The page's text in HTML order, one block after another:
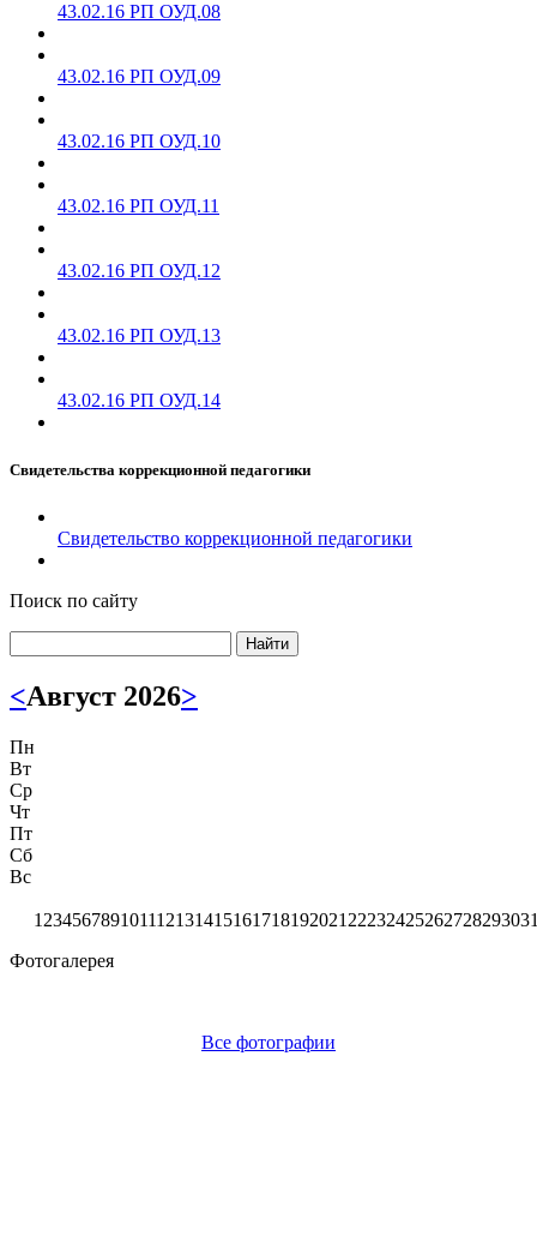
43.02.16 РП ОУД.08
43.02.16 РП ОУД.09
43.02.16 РП ОУД.10
43.02.16 РП ОУД.11
43.02.16 РП ОУД.12
43.02.16 РП ОУД.13
43.02.16 РП ОУД.14
Свидетельства коррекционной педагогики
Свидетельство коррекционной педагогики
Поиск по сайту
Найти
<Август 2026>
Пн
Вт
Ср
Чт
Пт
Сб
Вс
1 23456789101112131415161718192021 222324252627282930
Фотогалерея
Все фотографии